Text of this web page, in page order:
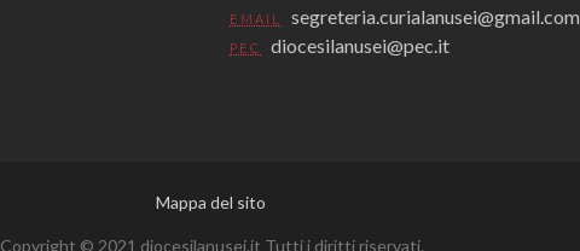
EMAIL segreteria.curialanusei@gmail.com
PEC diocesilanusei@pec.it
Mappa del sito
Copyright © 2021 diocesilanusei.it Tutti i diritti riservati.